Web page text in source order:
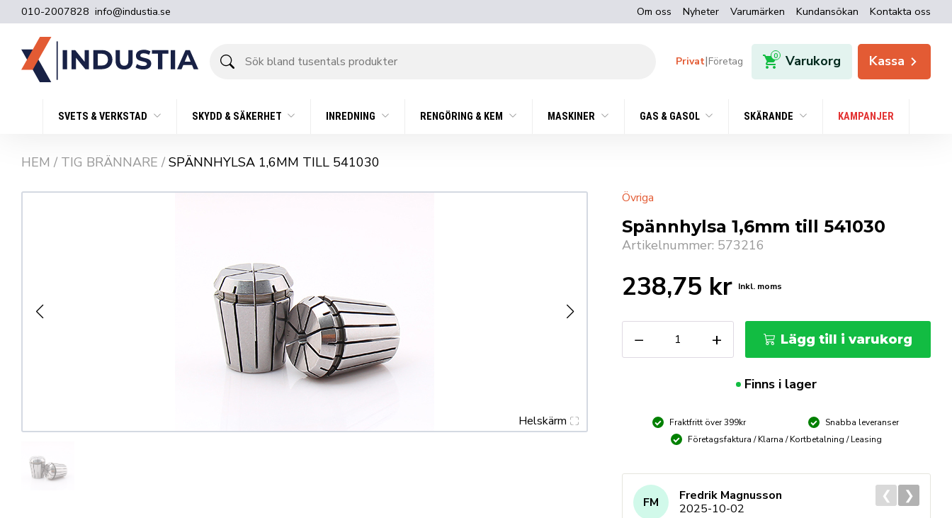
010-2007828 info@industia.se Om oss Nyheter Varumärken Kundansökan Kontakta oss
bland
Privat|Företag 0 Varukorg Kassa
SVETS & VERKSTAD SKYDD & SÄKERHET INREDNING RENGÖRING & KEM MASKINER GAS & GASOL SKÄRANDE KAMPANJER
HEM / TIG BRÄNNARE / SPÄNNHYLSA 1,6MM TILL 541030
Helskärm
Övriga
Spännhylsa 1,6mm till 541030
Artikelnummer: 573216
238,75 kr Inkl. moms
−
1,6mm
till
+ Lägg till i varukorg
Finns i lager
Fraktfritt över 399kr
Snabba leveranser
Företagsfaktura / Klarna / Kortbetalning / Leasing
FM
Fredrik Magnusson
2025-10-02
❮ ❯